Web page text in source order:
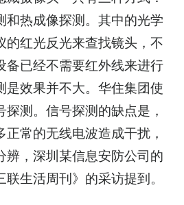
和热成像探测。其中的光学
的红光反光来查找镜头，不
备已经不需要红外线来进行
是效果并不大。华住集团使
测。信号探测的缺点是，
常的无线电波造成干扰，
辨，深圳某信息安防公司的
生活周刊》的采访提到。